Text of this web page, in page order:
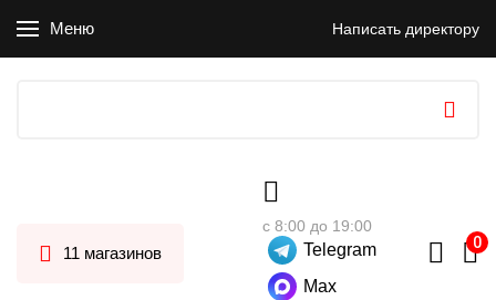
Меню Написать директору
11 магазинов
с 8:00 до 19:00
Telegram
Max